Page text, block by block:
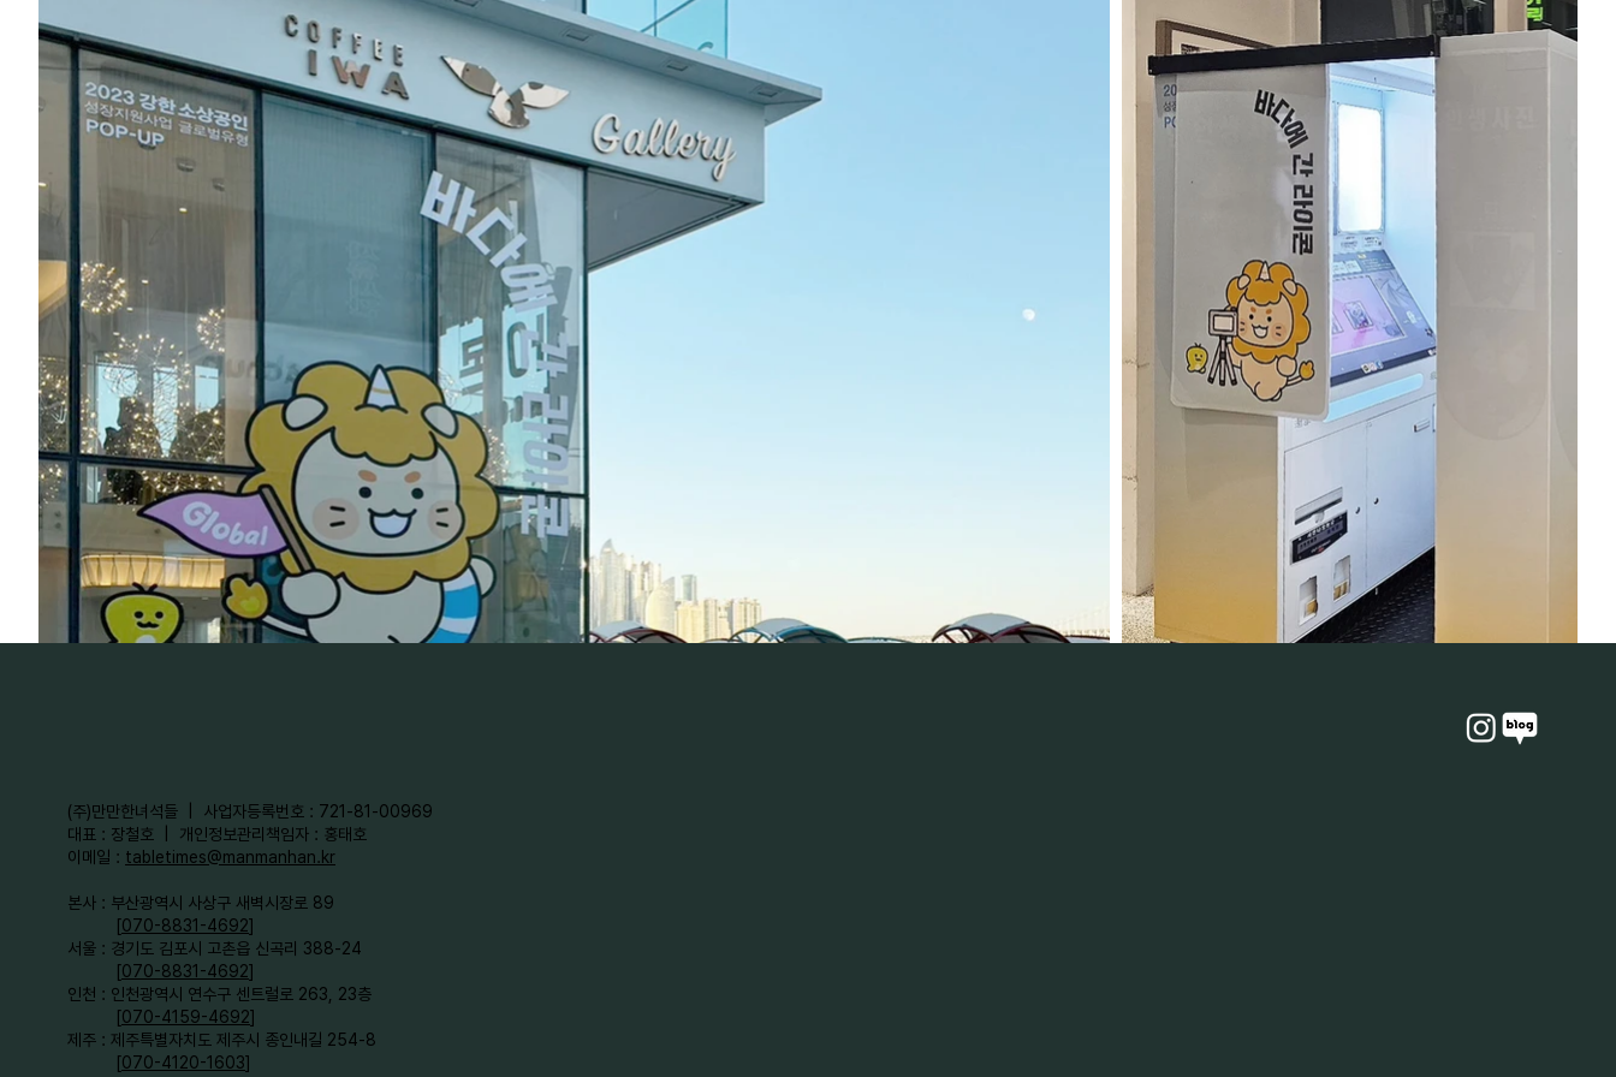
​(주)만만한녀석들 | 사업자등록번호 : 721-81-00969
대표 : 장철호 | 개인정보관리책임자 : 홍태호
이메일 : tabletimes@manmanhan.kr
본사 : 부산광역시 사상구 새벽시장로 89
[070-8831-4692]
서울 : 경기도 김포시 고촌읍 신곡리 388-24
[070-8831-4692]
인천 : 인천광역시 연수구 센트럴로 263, 23층
[070-4159-4692]​
제주 : 제주특별자치도 제주시 종인내길 254-8
[070-4120-1603]